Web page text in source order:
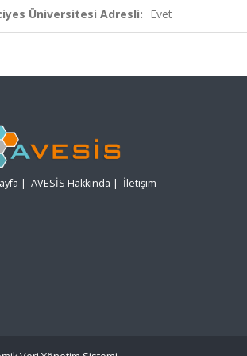
Üniversitesi Adresli: Evet
| AVESİS Hakkında | İletişim